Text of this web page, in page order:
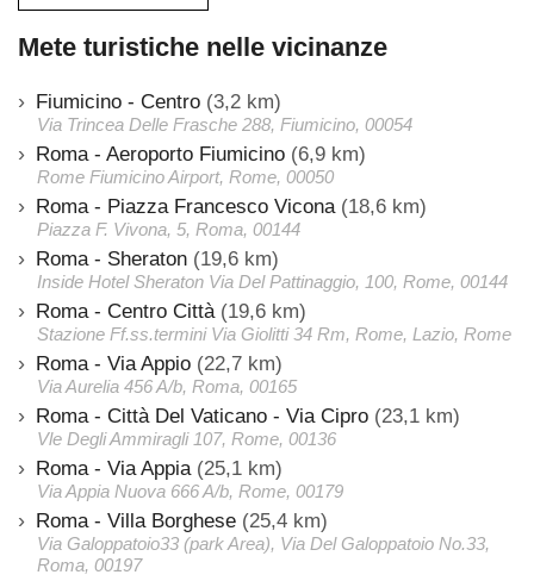
Mete turistiche nelle vicinanze
Fiumicino - Centro (3,2 km)
Via Trincea Delle Frasche 288, Fiumicino, 00054
Roma - Aeroporto Fiumicino (6,9 km)
Rome Fiumicino Airport, Rome, 00050
Roma - Piazza Francesco Vicona (18,6 km)
Piazza F. Vivona, 5, Roma, 00144
Roma - Sheraton (19,6 km)
Inside Hotel Sheraton Via Del Pattinaggio, 100, Rome, 00144
Roma - Centro Città (19,6 km)
Stazione Ff.ss.termini Via Giolitti 34 Rm, Rome, Lazio, Rome
Roma - Via Appio (22,7 km)
Via Aurelia 456 A/b, Roma, 00165
Roma - Città Del Vaticano - Via Cipro (23,1 km)
Vle Degli Ammiragli 107, Rome, 00136
Roma - Via Appia (25,1 km)
Via Appia Nuova 666 A/b, Rome, 00179
Roma - Villa Borghese (25,4 km)
Via Galoppatoio33 (park Area), Via Del Galoppatoio No.33,
Roma, 00197